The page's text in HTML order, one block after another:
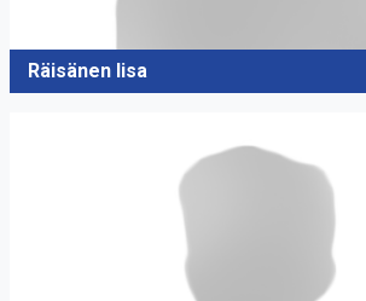
Räisänen Iisa